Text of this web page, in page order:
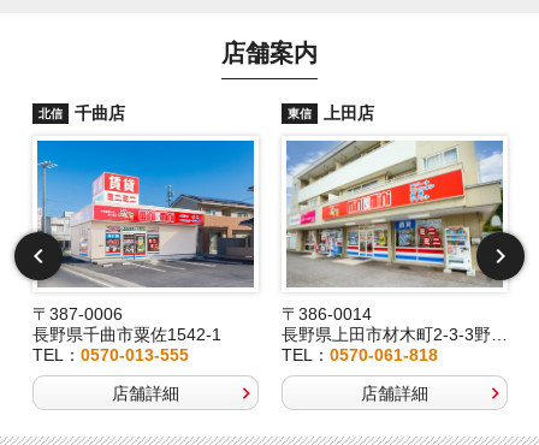
店舗案内
北信 千曲店
〒387-0006
長野県千曲市粟佐1542-1
TEL： 0570-013-555
店舗詳細
東信 上田店
〒386-0014
長野県上田市材木町2-3-3野村ビル1F
TEL： 0570-061-818
店舗詳細